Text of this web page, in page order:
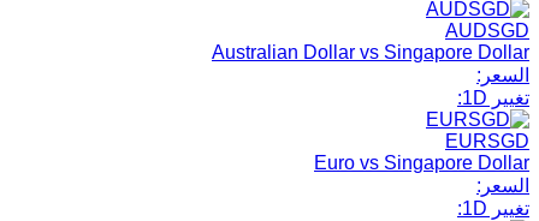
AUDSGD
Australian Dollar vs Singapore Dollar
السعر:
تغيير 1D:
EURSGD
Euro vs Singapore Dollar
السعر:
تغيير 1D: